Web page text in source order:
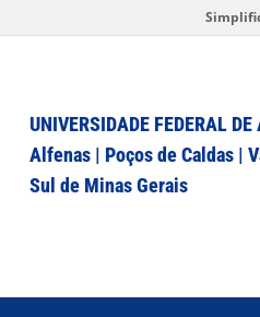
UNIVERSIDADE FEDERAL
Alfenas | Poços de Caldas |
Sul de Minas Gerais